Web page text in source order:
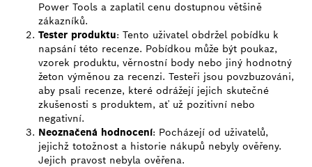
Power Tools a zaplatil cenu dostupnou většině
zákazníků.
Tester produktu: Tento uživatel obdržel pobídku k
napsání této recenze. Pobídkou může být poukaz,
vzorek produktu, věrnostní body nebo jiný hodnotný
žeton výměnou za recenzi. Testeři jsou povzbuzováni,
aby psali recenze, které odrážejí jejich skutečné
zkušenosti s produktem, ať už pozitivní nebo
negativní.
Neoznačená hodnocení: Pocházejí od uživatelů,
jejichž totožnost a historie nákupů nebyly ověřeny.
Jejich pravost nebyla ověřena.